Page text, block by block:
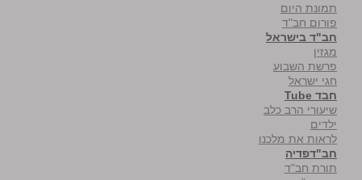
תמונת היום
פורום חב"ד
חב"ד בישראל
מגזין
פרשת השבוע
חגי ישראל
חבד Tube
שיעורי הרב כלב
ילדים
לראות את מלכנו
חב"דפדיה
תורת חב"ד